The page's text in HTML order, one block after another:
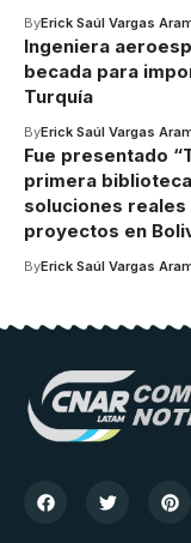
ByErick Saúl Vargas
Ingeniera
becada para
Turquía
ByErick Saúl Vargas
Fue presentado
primera
soluciones
proyectos en
ByErick Saúl Vargas